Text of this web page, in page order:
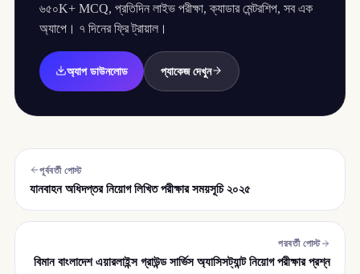
৬৫০K+ MCQ, প্রতিদিন লাইভ পরীক্ষা, ক্যাডার মেন্টরশিপ, সব এক
অ্যাপে। ৭ দিনের ফ্রি ট্রায়াল।
অ্যাপ ডাউনলোড প্যাকেজ দেখুন
পূর্ববর্তী পোস্ট
যানবাহন অধিদপ্তর নিয়োগ লিখিত পরীক্ষার সময়সূচি ২০২৫
পরবর্তী পোস্ট
বিমান বাংলাদেশ এয়ারলাইন্স গ্রাউন্ড সার্ভিস অ্যাসিসট্যান্ট নিয়োগ পরীক্ষার প্রশ্ন